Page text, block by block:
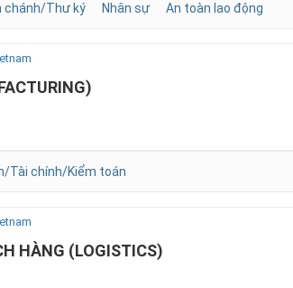
chánh/Thư ký Nhân sự An toàn lao động
Tài chính/Kiểm toán
HÀNG (LOGISTICS)